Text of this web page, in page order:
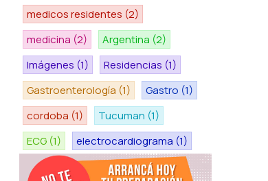
medicos residentes (2)
medicina (2) Argentina (2)
Imágenes (1) Residencias (1)
Gastroenterología (1) Gastro (1)
cordoba (1) Tucuman (1)
ECG (1) electrocardiograma (1)